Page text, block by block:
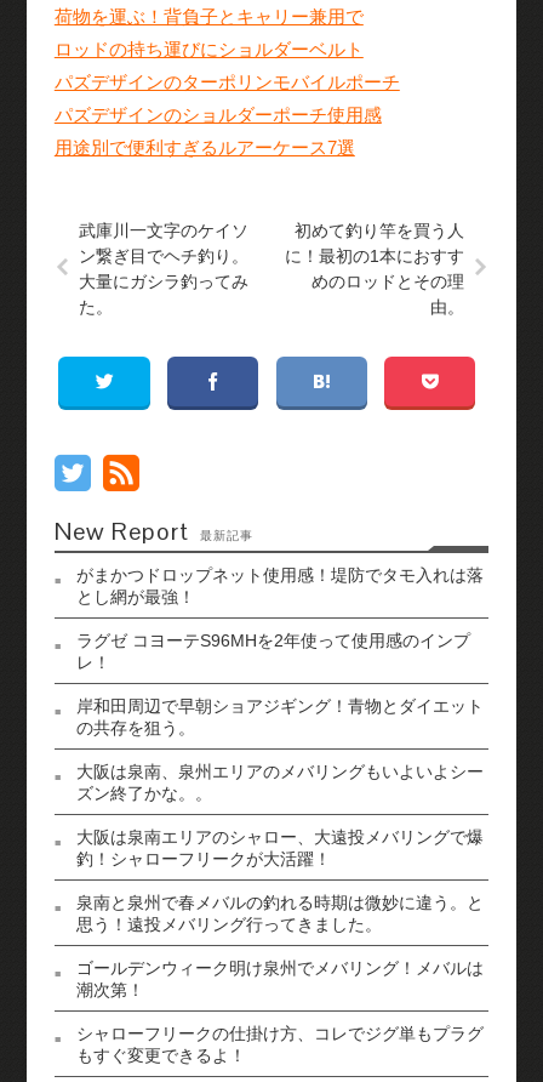
荷物を運ぶ！背負子とキャリー兼用で
ロッドの持ち運びにショルダーベルト
パズデザインのターポリンモバイルポーチ
パズデザインのショルダーポーチ使用感
用途別で便利すぎるルアーケース7選
武庫川一文字のケイソ
ン繋ぎ目でヘチ釣り。
大量にガシラ釣ってみ
た。
初めて釣り竿を買う人
に！最初の1本におすす
めのロッドとその理
由。
New Report 最新記事
がまかつドロップネット使用感！堤防でタモ入れは落
とし網が最強！
ラグゼ コヨーテS96MHを2年使って使用感のインプ
レ！
岸和田周辺で早朝ショアジギング！青物とダイエット
の共存を狙う。
大阪は泉南、泉州エリアのメバリングもいよいよシー
ズン終了かな。。
大阪は泉南エリアのシャロー、大遠投メバリングで爆
釣！シャローフリークが大活躍！
泉南と泉州で春メバルの釣れる時期は微妙に違う。と
思う！遠投メバリング行ってきました。
ゴールデンウィーク明け泉州でメバリング！メバルは
潮次第！
シャローフリークの仕掛け方、コレでジグ単もプラグ
もすぐ変更できるよ！